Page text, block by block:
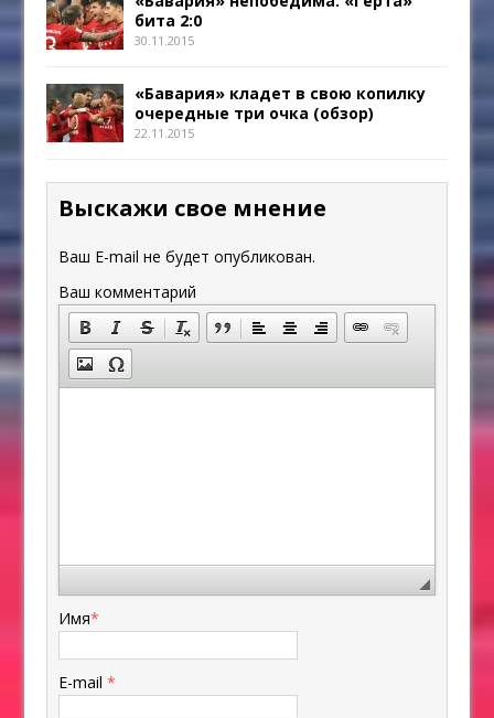
бита 2:0
30.11.2015
«Бавария» кладет в свою копилку
очередные три очка (обзор)
22.11.2015
Выскажи свое мнение
Ваш E-mail не будет опубликован.
Ваш комментарий
Имя*
E-mail*